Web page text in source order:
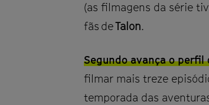
(as filmagens da série
fãs deTalon.
Segundo avança o perfil
filmar mais treze
temporada das